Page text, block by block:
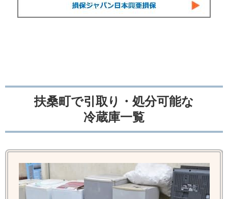
扶桑町で引取り・処分可能な
冷蔵庫一覧